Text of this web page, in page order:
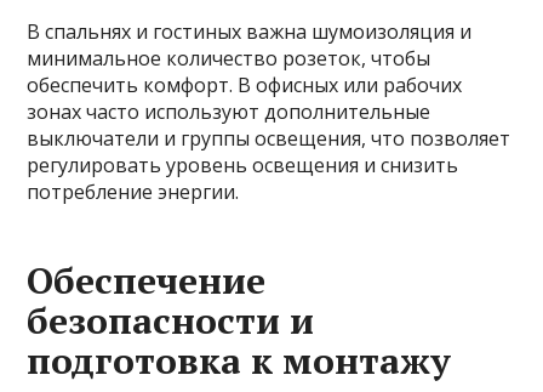
В спальнях и гостиных важна шумоизоляция и
минимальное количество розеток, чтобы
обеспечить комфорт. В офисных или рабочих
зонах часто используют дополнительные
выключатели и группы освещения, что позволяет
регулировать уровень освещения и снизить
потребление энергии.
Обеспечение
безопасности и
подготовка к монтажу